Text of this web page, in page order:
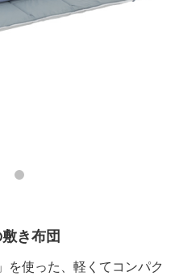
き布団
を使った、軽くてコンパク